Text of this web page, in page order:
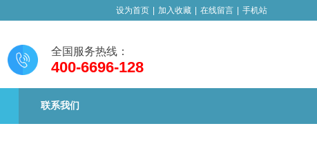
全国服务热线：
400-6696-128
设为首页 加入收藏 在线留言 手机站
联系我们